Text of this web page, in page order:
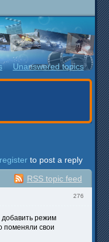
Unanswered topics
register to post a reply
RSS topic feed
276
добавить режим
поменяли свои